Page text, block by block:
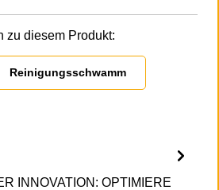
zu diesem Produkt:
Reinigungsschwamm
INNOVATION: OPTIMIERE